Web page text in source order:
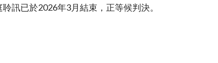
訊已於2026年3月結束，正等候判決。